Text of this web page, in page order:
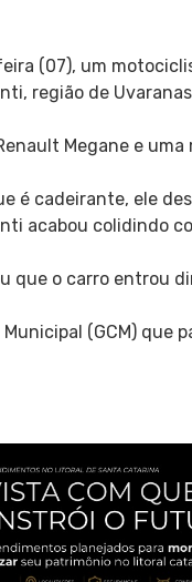
(07), um
região de
Megane e
é cadeirante, ele
acabou colidindo
que o carro entrou
(GCM) que